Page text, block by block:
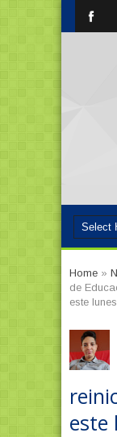
Home»
de
este lunes
este